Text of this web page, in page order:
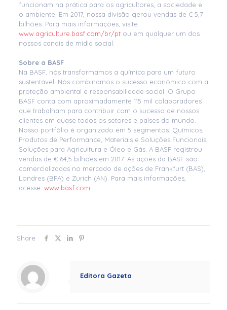
funcionam na prática para os agricultores, a sociedade e
o ambiente. Em 2017, nossa divisão gerou vendas de € 5,7
bilhões. Para mais informações, visite
www.agriculture.basf.com/br/ptou em qualquer um dos
nossos canais de mídia social.
Sobre a BASF
Na BASF, nós transformamos a química para um futuro
sustentável. Nós combinamos o sucesso econômico com a
proteção ambiental e responsabilidade social. O Grupo
BASF conta com aproximadamente 115 mil colaboradores
que trabalham para contribuir com o sucesso de nossos
clientes em quase todos os setores e países do mundo.
Nosso portfólio é organizado em 5 segmentos: Químicos,
Produtos de Performance, Materiais e Soluções Funcionais,
Soluções para Agricultura e Óleo e Gás. A BASF registrou
vendas de € 64,5 bilhões em 2017. As ações da BASF são
comercializadas no mercado de ações de Frankfurt (BAS),
Londres (BFA) e Zurich (AN). Para mais informações,
acesse: www.basf.com
Share
Editora Gazeta